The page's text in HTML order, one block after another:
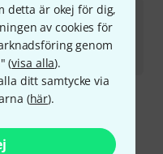
detta är okej för dig,
av cookies för
genom
(visa alla).
ditt samtycke via
(här).
Pre B-Stock
600 kr
moms